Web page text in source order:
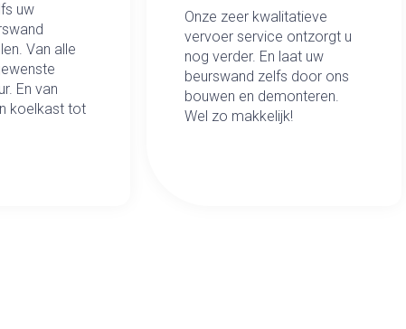
uw
Van alle
En van
koelkast tot
Onze zeer kwalitatieve
vervoer service ontzorgt u
nog verder. En laat uw
beurswand zelfs door ons
bouwen en demonteren.
Wel zo makkelijk!